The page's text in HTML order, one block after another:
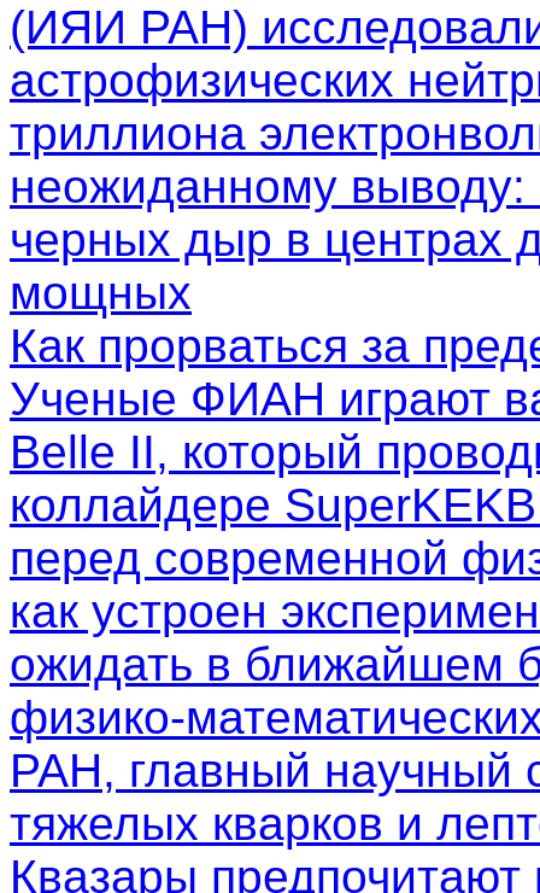
(ИЯИ РАН)
астрофизических
триллиона
неожиданному выводу:
черных дыр в центрах
мощных
Как прорваться за
Ученые ФИАН играют
Belle II, который
коллайдере
перед современной
как устроен
ожидать в ближайшем
физико-
РАН, главный научный
тяжелых кварков и
Квазары